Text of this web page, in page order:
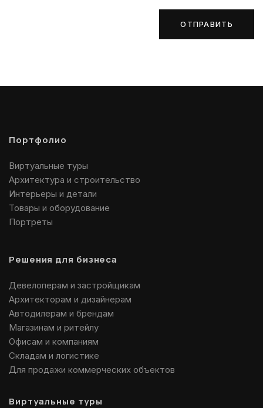
ОТПРАВИТЬ
Портфолио
Виртуальные туры
Архитектура и строительство
Интерьеры и детали
Товары и оборудование
Портреты
Решения для бизнеса
Девелоперам и застройщикам
Архитекторам и дизайнерам
Автодилерам и брендам
Магазинам и ритейлу
Офисам и компаниям
Складам и логистике
Для продажи коммерческих объектов
Виртуальные туры